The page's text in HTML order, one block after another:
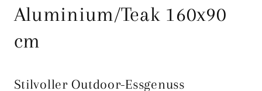
Aluminium/Teak 160x90
cm
Stilvoller Outdoor-Essgenuss